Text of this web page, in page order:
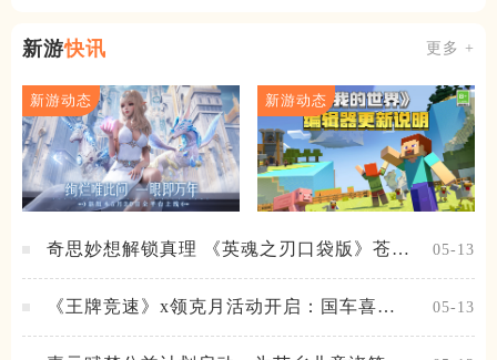
新游快讯 更多 +
新游动态 新游动态
奇思妙想解锁真理 《英魂之刃口袋版》苍天
05-13
《王牌竞速》x领克月活动开启：国车喜迎
05-13